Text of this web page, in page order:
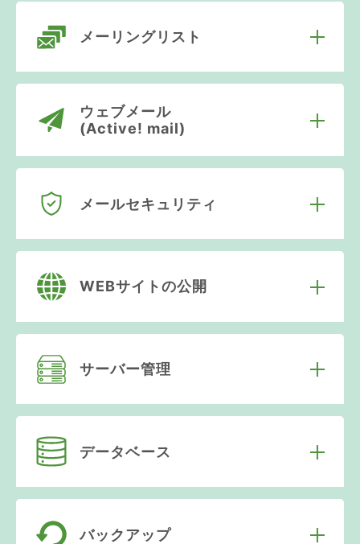
メーリングリスト
ウェブメール
(Active! mail)
メールセキュリティ
WEBサイトの公開
サーバー管理
データベース
バックアップ